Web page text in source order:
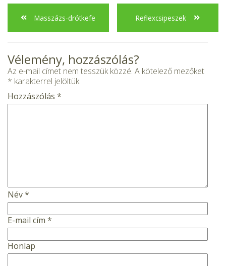
Masszázs-drótkefe Reflexcsipeszek
Vélemény, hozzászólás?
Az e-mail címet nem tesszük közzé. A kötelező mezőket
* karakterrel jelöltük
Hozzászólás *
Név*
E-mail cím *
Honlap